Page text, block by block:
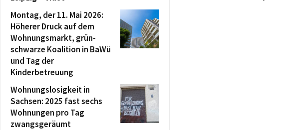
Montag, der 11. Mai 2026:
Höherer Druck auf dem
Wohnungsmarkt, grün-
schwarze Koalition in BaWü
und Tag der
Kinderbetreuung
Wohnungslosigkeit in
Sachsen: 2025 fast sechs
Wohnungen pro Tag
zwangsgeräumt